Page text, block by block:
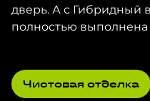
дверь. А с Гибридный
полностью выполнена
Чистовая отделка